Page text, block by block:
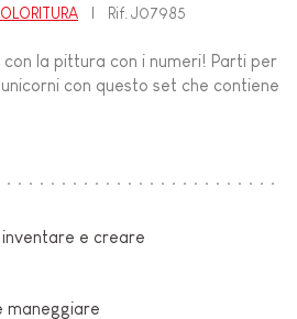
Rif.J07985
con la pittura con i numeri! Parti per
con questo set che contiene
inventare e creare
maneggiare